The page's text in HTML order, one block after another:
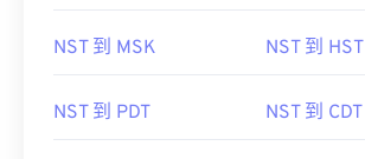
NST 到 MSK NST 到 HST
NST 到 PDT NST 到 CDT